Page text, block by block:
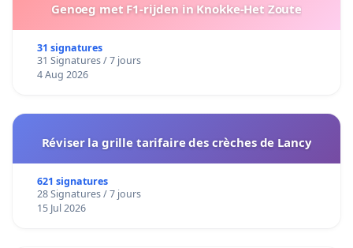
Genoeg met F1-rijden in Knokke-Het Zoute
31 signatures
31 Signatures / 7 jours
4 Aug 2026
Réviser la grille tarifaire des crèches de Lancy
621 signatures
28 Signatures / 7 jours
15 Jul 2026